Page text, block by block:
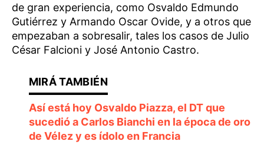
de gran experiencia, como Osvaldo Edmundo
Gutiérrez y Armando Oscar Ovide, y a otros que
empezaban a sobresalir, tales los casos de Julio
César Falcioni y José Antonio Castro.
Así está hoy Osvaldo Piazza, el DT que
sucedió a Carlos Bianchi en la época de oro
de Vélez y es ídolo en Francia